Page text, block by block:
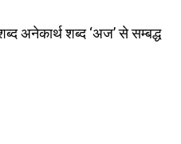
अनेकार्थ शब्द ‘अज’ से सम्बद्ध